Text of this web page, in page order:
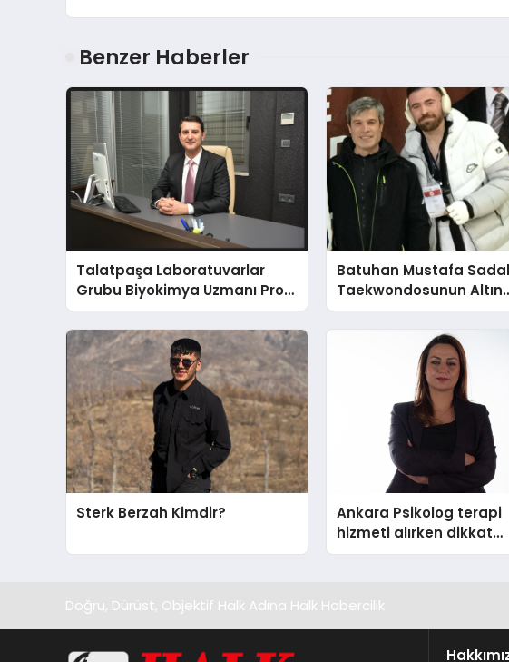
Benzer Haberler
Talatpaşa Laboratuvarlar
Grubu Biyokimya Uzmanı Prof.
Dr. Ahmet Var
Batuhan Mustafa
Taekwondosunun Altın
Yumruğu
Sterk Berzah Kimdir?
Ankara Psikolog terapi
hizmeti alırken dikkat
edilecek hususlar
Doğru, Dürüst, Objektif Halk Adına Halk Habercilik